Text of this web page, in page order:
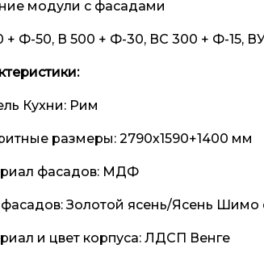
модули с фасадами
+ Ф-50, В 500 + Ф-30, ВС 300 + Ф-15,
Кухни: Рим
размеры: 2790х1590+1400 мм
фасадов: МДФ
фасадов: Золотой ясень/Ясень Шимо
и цвет корпуса: ЛДСП Венге